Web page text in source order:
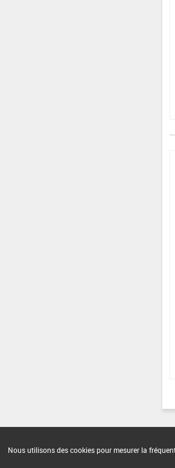
Nous utilisons des cookies pour mesurer la